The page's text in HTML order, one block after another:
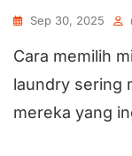
Sep 30, 2025
Cara memilih
laundry sering
mereka yang